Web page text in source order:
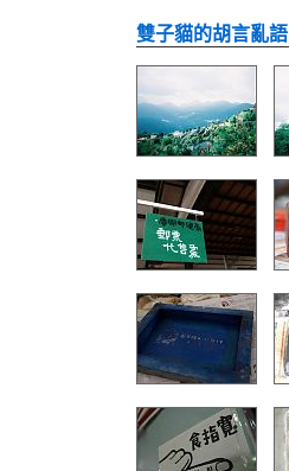
雙子貓的胡言亂語